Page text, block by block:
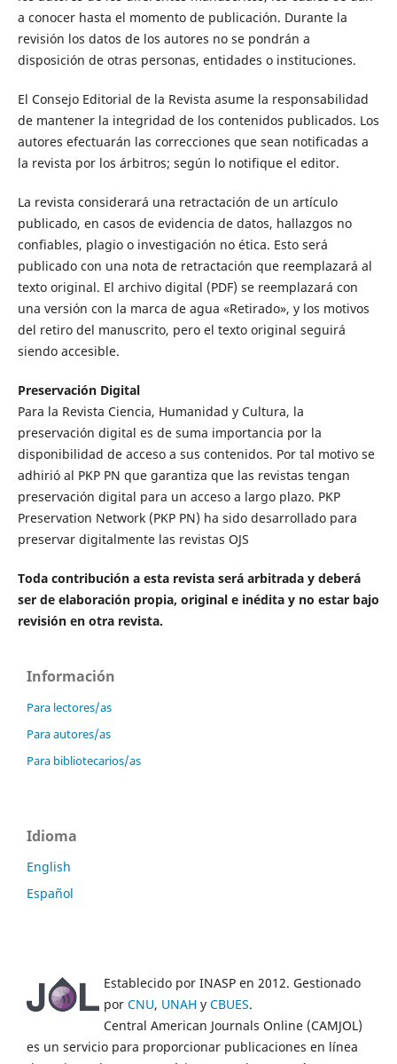
a conocer hasta el momento de publicación. Durante la
revisión los datos de los autores no se pondrán a
disposición de otras personas, entidades o instituciones.
El Consejo Editorial de la Revista asume la responsabilidad
de mantener la integridad de los contenidos publicados. Los
autores efectuarán las correcciones que sean notificadas a
la revista por los árbitros; según lo notifique el editor.
La revista considerará una retractación de un artículo
publicado, en casos de evidencia de datos, hallazgos no
confiables, plagio o investigación no ética. Esto será
publicado con una nota de retractación que reemplazará al
texto original. El archivo digital (PDF) se reemplazará con
una versión con la marca de agua «Retirado», y los motivos
del retiro del manuscrito, pero el texto original seguirá
siendo accesible.
Preservación Digital
Para la Revista Ciencia, Humanidad y Cultura, la
preservación digital es de suma importancia por la
disponibilidad de acceso a sus contenidos. Por tal motivo se
adhirió al PKP PN que garantiza que las revistas tengan
preservación digital para un acceso a largo plazo. PKP
Preservation Network (PKP PN) ha sido desarrollado para
preservar digitalmente las revistas OJS
Toda contribución a esta revista será arbitrada y deberá
ser de elaboración propia, original e inédita y no estar bajo
revisión en otra revista.
Información
Para lectores/as
Para autores/as
Para bibliotecarios/as
Idioma
English
Español
Establecido por INASP en 2012. Gestionado
por CNU, UNAH y CBUES.
Central American Journals Online (CAMJOL)
es un servicio para proporcionar publicaciones en línea